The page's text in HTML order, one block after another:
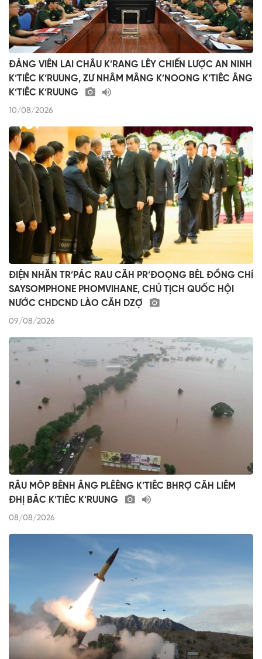
ĐẢNG VIÊN LAI CHÂU K’RANG LÊY CHIẾN LƯỢC AN NINH
K’TIÊC K’RUUNG, ZƯ NHÂM MÂNG K’NOONG K’TIÊC ÂNG
K’TIÊC K’RUUNG
10/08/2026
ĐIỆN NHĂN TR’PÁC RAU CĂH PR’ĐOỌNG BÊL ĐỒNG CHÍ
SAYSOMPHONE PHOMVIHANE, CHỦ TỊCH QUỐC HỘI
NƯỚC CHDCND LÀO CĂH DZỢ
09/08/2026
RÂU MÔP BÊNH ÂNG PLÊÊNG K’TIÊC BHRỢ CĂH LIÊM
ĐHỊ BÂC K’TIÊC K’RUUNG
08/08/2026